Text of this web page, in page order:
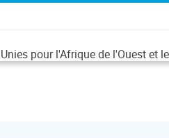
pour l'Afrique de l'Ouest et